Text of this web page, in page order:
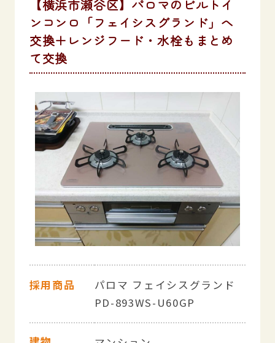
【横浜市瀬谷区】パロマのビルトイ
ンコンロ「フェイシスグランド」へ
交換＋レンジフード・水栓もまとめ
て交換
採用商品
パロマ フェイシスグランド
PD-893WS-U60GP